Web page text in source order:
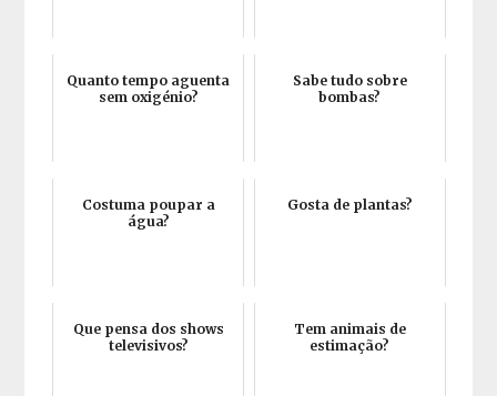
Quanto tempo aguenta
sem oxigénio?
Sabe tudo sobre
bombas?
Costuma poupar a
água?
Gosta de plantas?
Que pensa dos shows
televisivos?
Tem animais de
estimação?